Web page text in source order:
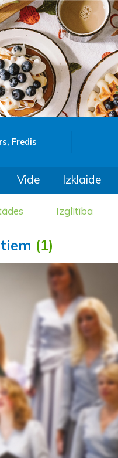
Fredis
Vide Izklaide
Izglītība
(1)